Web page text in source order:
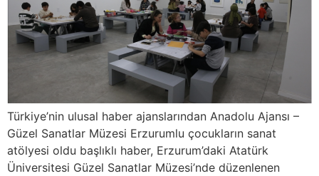
Türkiye’nin ulusal haber ajanslarından Anadolu Ajansı –
Güzel Sanatlar Müzesi Erzurumlu çocukların sanat
atölyesi oldu başlıklı haber, Erzurum’daki Atatürk
Üniversitesi Güzel Sanatlar Müzesi’nde düzenlenen